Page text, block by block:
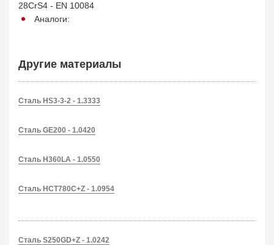
28CrS4 - EN 10084
Аналоги:
Другие материалы
Сталь HS3-3-2 - 1.3333
Сталь GE200 - 1.0420
Сталь H360LA - 1.0550
Сталь HCT780C+Z - 1.0954
Сталь S250GD+Z - 1.0242